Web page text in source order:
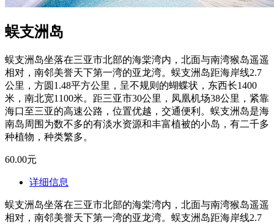
蜈支洲岛
蜈支洲岛坐落在三亚市北部的海棠湾内，北面与南湾猴岛遥遥
相对，南邻美誉天下第一湾的亚龙湾。蜈支洲岛距海岸线2.7
公里，方圆1.48平方公里，呈不规则的蝴蝶状，东西长1400
米，南北宽1100米。距三亚市30公里，凤凰机场38公里，紧靠
海口至三亚的高速公路，位置优越，交通便利。蜈支洲岛是海
南岛周围为数不多的有淡水资源和丰富植被的小岛，有二千多
种植物，种类繁多。
60.00元
详细信息
蜈支洲岛坐落在三亚市北部的海棠湾内，北面与南湾猴岛遥遥
相对，南邻美誉天下第一湾的亚龙湾。蜈支洲岛距海岸线2.7